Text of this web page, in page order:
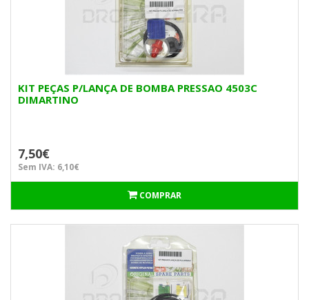
KIT PEÇAS P/LANÇA DE BOMBA PRESSAO 4503C
DIMARTINO
7,50€
Sem IVA: 6,10€
COMPRAR